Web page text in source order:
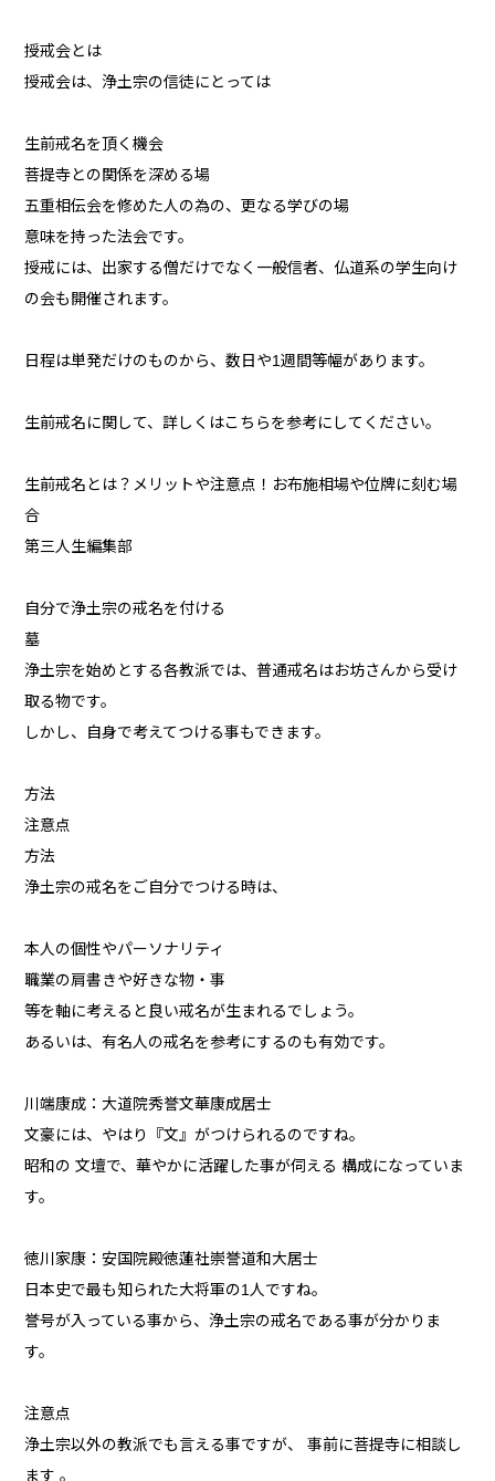
授戒会とは
授戒会は、浄土宗の信徒にとっては
生前戒名を頂く機会
菩提寺との関係を深める場
五重相伝会を修めた人の為の、更なる学びの場
意味を持った法会です。
授戒には、出家する僧だけでなく一般信者、仏道系の学生向け
の会も開催されます。
日程は単発だけのものから、数日や1週間等幅があります。
生前戒名に関して、詳しくはこちらを参考にしてください。
生前戒名とは？メリットや注意点！お布施相場や位牌に刻む場
合
第三人生編集部
自分で浄土宗の戒名を付ける
墓
浄土宗を始めとする各教派では、普通戒名はお坊さんから受け
取る物です。
しかし、自身で考えてつける事もできます。
方法
注意点
方法
浄土宗の戒名をご自分でつける時は、
本人の個性やパーソナリティ
職業の肩書きや好きな物・事
等を軸に考えると良い戒名が生まれるでしょう。
あるいは、有名人の戒名を参考にするのも有効です。
川端康成：大道院秀誉文華康成居士
文豪には、やはり『文』がつけられるのですね。
昭和の 文壇で、華やかに活躍した事が伺える 構成になっていま
す。
徳川家康：安国院殿徳蓮社崇誉道和大居士
日本史で最も知られた大将軍の1人ですね。
誉号が入っている事から、浄土宗の戒名である事が分かりま
す。
注意点
浄土宗以外の教派でも言える事ですが、 事前に菩提寺に相談し
ます 。